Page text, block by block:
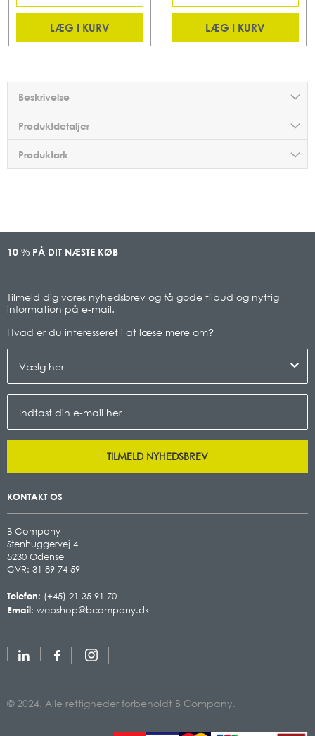
LÆG I KURV LÆG I KURV
Beskrivelse
Produktdetaljer
Produktark
10 % PÅ DIT NÆSTE KØB
Tilmeld dig vores nyhedsbrev og få gode tilbud og nyttig
information på e-mail.
Hvad er du interesseret i at læse mere om?
TILMELD NYHEDSBREV
KONTAKT OS
B Company
Stenhuggervej 4
5230 Odense
CVR: 31 89 74 59
Telefon: (+45) 21 35 91 70
Email: webshop@bcompany.dk
© 2024. Alle rettigheder forbeholdt B Company.